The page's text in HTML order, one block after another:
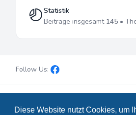
Diese Website nutzt Cookies, um
Statistik
Beiträge insgesamt 145 •
Follow Us:
Deutsche Übersetzung durch